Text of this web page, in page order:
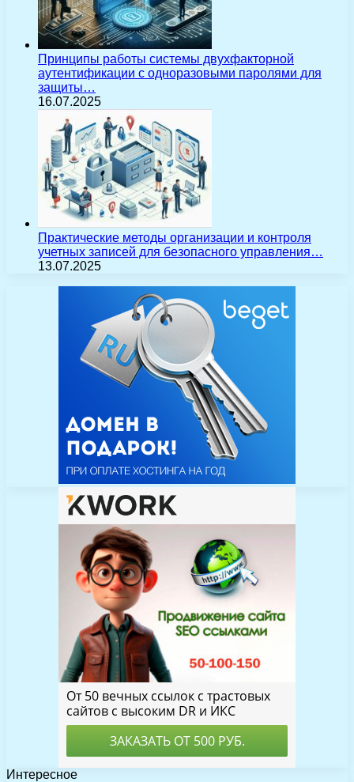
Принципы работы системы двухфакторной
аутентификации с одноразовыми паролями для
защиты…
16.07.2025
Практические методы организации и контроля
учетных записей для безопасного управления…
13.07.2025
Интересное